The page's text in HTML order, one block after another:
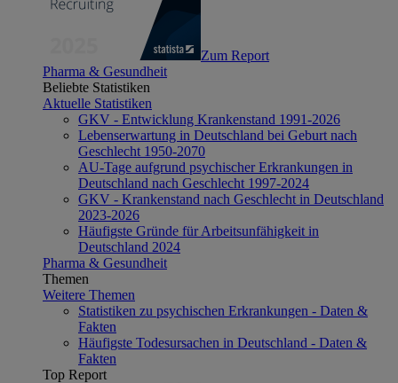
Zum Report
Pharma & Gesundheit
Beliebte Statistiken
Aktuelle Statistiken
GKV - Entwicklung Krankenstand 1991-2026
Lebenserwartung in Deutschland bei Geburt nach
Geschlecht 1950-2070
AU-Tage aufgrund psychischer Erkrankungen in
Deutschland nach Geschlecht 1997-2024
GKV - Krankenstand nach Geschlecht in Deutschland
2023-2026
Häufigste Gründe für Arbeitsunfähigkeit in
Deutschland 2024
Pharma & Gesundheit
Themen
Weitere Themen
Statistiken zu psychischen Erkrankungen - Daten &
Fakten
Häufigste Todesursachen in Deutschland - Daten &
Fakten
Top Report